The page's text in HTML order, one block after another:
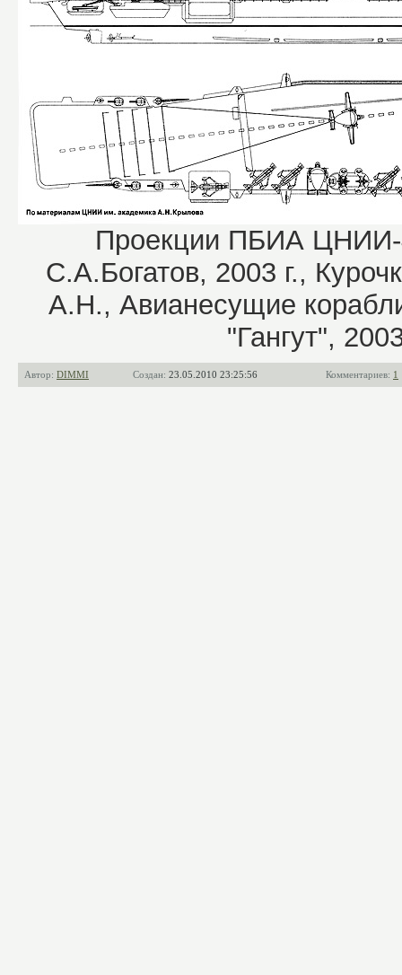
Проекции ПБИА ЦНИИ-
С.А.Богатов, 2003 г.,
А.Н., Авианесущие
"Гангут",
Автор: DIMMI Создан: 23.05.2010 23:25:56 Комментариев: 1